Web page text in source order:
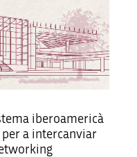
iberoamericà
a intercanviar